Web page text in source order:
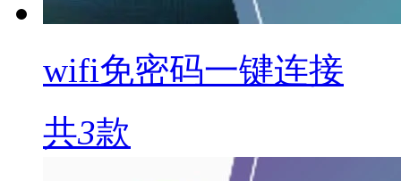
wifi免密码一键连接
共3款